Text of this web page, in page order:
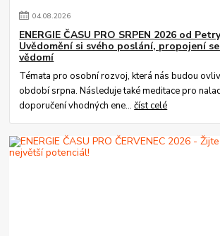
04.08.2026
ENERGIE ČASU PRO SRPEN 2026 od
Uvědomění si svého poslání, propojení
vědomí
Témata pro osobní rozvoj, která nás budou
období srpna. Následuje také meditace pro
doporučení vhodných ene...číst celé